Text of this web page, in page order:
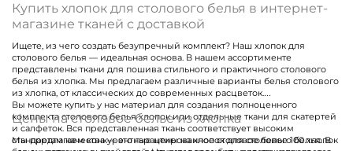
Купить хлопок для столового белья в интернет-
магазине тканей с доставкой
Ищете, из чего создать безупречный комплект? Наш хлопок для
столового белья — идеальная основа. В нашем ассортименте
представлены ткани для пошива стильного и практичного столового
белья из хлопка. Мы предлагаем различные варианты белья столового
из хлопка, от классических до современных расцветок.
Вы можете купить у нас материал для создания полноценного
комплекта столового белья хлопок или отдельные ткани для скатертей
и салфеток. Вся представленная ткань соответствует высоким
стандартам качества — это гарантированное столовое белье 100 хлопок
Цены на столовое белье из хлопка
Мы предлагаем конкурентные цены на хлопок для столового белья. В